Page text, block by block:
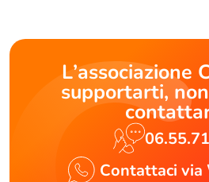
L’associazione
supportarti,
Contattaci